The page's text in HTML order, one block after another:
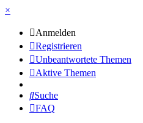
×
Anmelden
Registrieren
Unbeantwortete Themen
Aktive Themen
Suche
FAQ